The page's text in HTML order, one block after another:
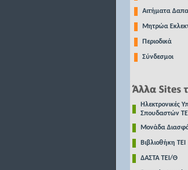
Αιτήματα
Μητρώα
Περιοδικά
Σύνδεσμοι
Ηλεκτρονικές
Σπουδαστών ΤΕΙ
Μονάδα
Βιβλιοθήκη ΤΕΙ
ΔΑΣΤΑ ΤΕΙ/Θ